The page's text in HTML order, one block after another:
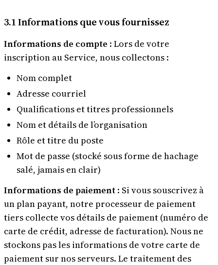
3.1 Informations que vous fournissez
Informations de compte : Lors de votre
inscription au Service, nous collectons :
Nom complet
Adresse courriel
Qualifications et titres professionnels
Nom et détails de l’organisation
Rôle et titre du poste
Mot de passe (stocké sous forme de hachage
salé, jamais en clair)
Informations de paiement : Si vous souscrivez à
un plan payant, notre processeur de paiement
tiers collecte vos détails de paiement (numéro de
carte de crédit, adresse de facturation). Nous ne
stockons pas les informations de votre carte de
paiement sur nos serveurs. Le traitement des